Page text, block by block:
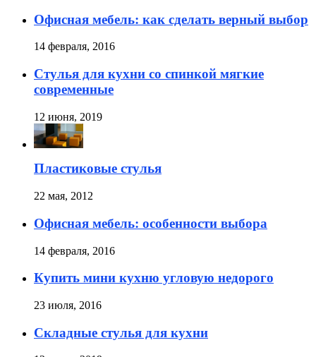
Офисная мебель: как сделать верный выбор
14 февраля, 2016
Стулья для кухни со спинкой мягкие
современные
12 июня, 2019
Пластиковые стулья
22 мая, 2012
Офисная мебель: особенности выбора
14 февраля, 2016
Купить мини кухню угловую недорого
23 июля, 2016
Складные стулья для кухни